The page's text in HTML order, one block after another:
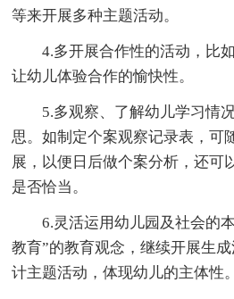
等来开展多种主题活动。
4.多开展合作性的活动，比如
让幼儿体验合作的愉快性。
5.多观察、了解幼儿学习情况
思。如制定个案观察记录表，可
展，以便日后做个案分析，还可
是否恰当。
6.灵活运用幼儿园及社会的本
教育”的教育观念，继续开展生
计主题活动，体现幼儿的主体性。